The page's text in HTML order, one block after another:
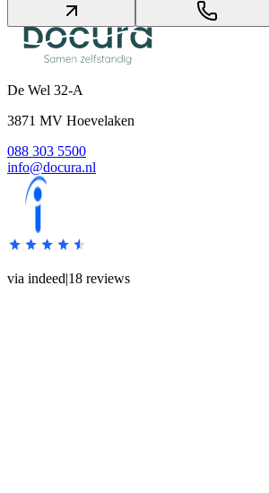
De Wel 32-A
3871 MV Hoevelaken
088 303 5500
info@docura.nl
via indeed|18 reviews